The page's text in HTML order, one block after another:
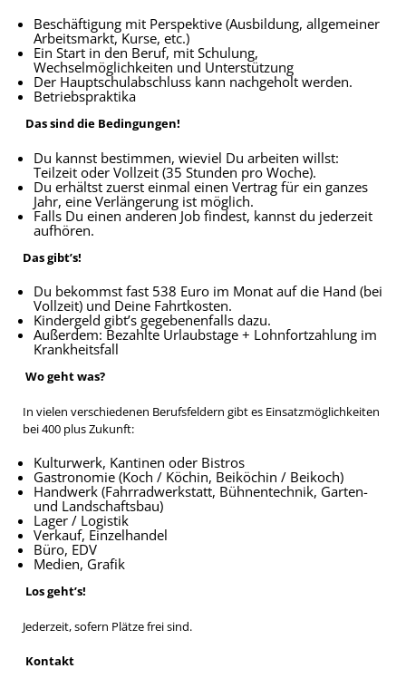
Beschäftigung mit Perspektive (Ausbildung, allgemeiner
Arbeitsmarkt, Kurse, etc.)
Ein Start in den Beruf, mit Schulung,
Wechselmöglichkeiten und Unterstützung
Der Hauptschulabschluss kann nachgeholt werden.
Betriebspraktika
Das sind die Bedingungen!
Du kannst bestimmen, wieviel Du arbeiten willst:
Teilzeit oder Vollzeit (35 Stunden pro Woche).
Du erhältst zuerst einmal einen Vertrag für ein ganzes
Jahr, eine Verlängerung ist möglich.
Falls Du einen anderen Job findest, kannst du jederzeit
aufhören.
Das gibt’s!
Du bekommst fast 538 Euro im Monat auf die Hand (bei
Vollzeit) und Deine Fahrtkosten.
Kindergeld gibt’s gegebenenfalls dazu.
Außerdem: Bezahlte Urlaubstage + Lohnfortzahlung im
Krankheitsfall
Wo geht was?
In vielen verschiedenen Berufsfeldern gibt es Einsatzmöglichkeiten
bei 400 plus Zukunft:
Kulturwerk, Kantinen oder Bistros
Gastronomie (Koch / Köchin, Beiköchin / Beikoch)
Handwerk (Fahrradwerkstatt, Bühnentechnik, Garten-
und Landschaftsbau)
Lager / Logistik
Verkauf, Einzelhandel
Büro, EDV
Medien, Grafik
Los geht’s!
Jederzeit, sofern Plätze frei sind.
Kontakt